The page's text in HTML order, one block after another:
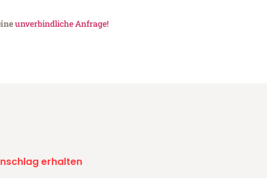
unverbindliche Anfrage!
erhalten